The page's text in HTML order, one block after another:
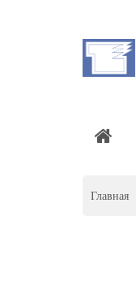
Главная